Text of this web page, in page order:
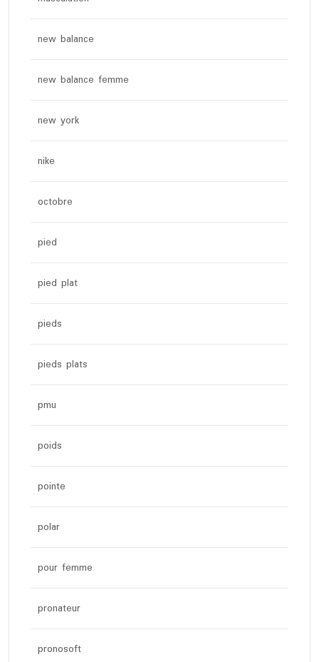
new balance
new balance femme
new york
nike
octobre
pied
pied plat
pieds
pieds plats
pmu
poids
pointe
polar
pour femme
pronateur
pronosoft